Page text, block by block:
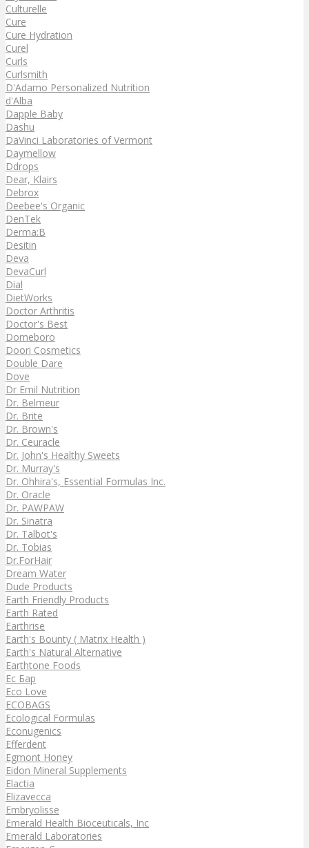
Culturelle
Cure
Cure Hydration
Curel
Curls
Curlsmith
D'Adamo Personalized Nutrition
d'Alba
Dapple Baby
Dashu
DaVinci Laboratories of Vermont
Daymellow
Ddrops
Dear, Klairs
Debrox
Deebee's Organic
DenTek
Derma:B
Desitin
Deva
DevaCurl
Dial
DietWorks
Doctor Arthritis
Doctor's Best
Domeboro
Doori Cosmetics
Double Dare
Dove
Dr Emil Nutrition
Dr. Belmeur
Dr. Brite
Dr. Brown's
Dr. Ceuracle
Dr. John's Healthy Sweets
Dr. Murray's
Dr. Ohhira's, Essential Formulas Inc.
Dr. Oracle
Dr. PAWPAW
Dr. Sinatra
Dr. Talbot's
Dr. Tobias
Dr.ForHair
Dream Water
Dude Products
Earth Friendly Products
Earth Rated
Earthrise
Earth's Bounty ( Matrix Health )
Earth's Natural Alternative
Earthtone Foods
Ec Бар
Eco Love
ECOBAGS
Ecological Formulas
Econugenics
Efferdent
Egmont Honey
Eidon Mineral Supplements
Elactia
Elizavecca
Embryolisse
Emerald Health Bioceuticals, Inc
Emerald Laboratories